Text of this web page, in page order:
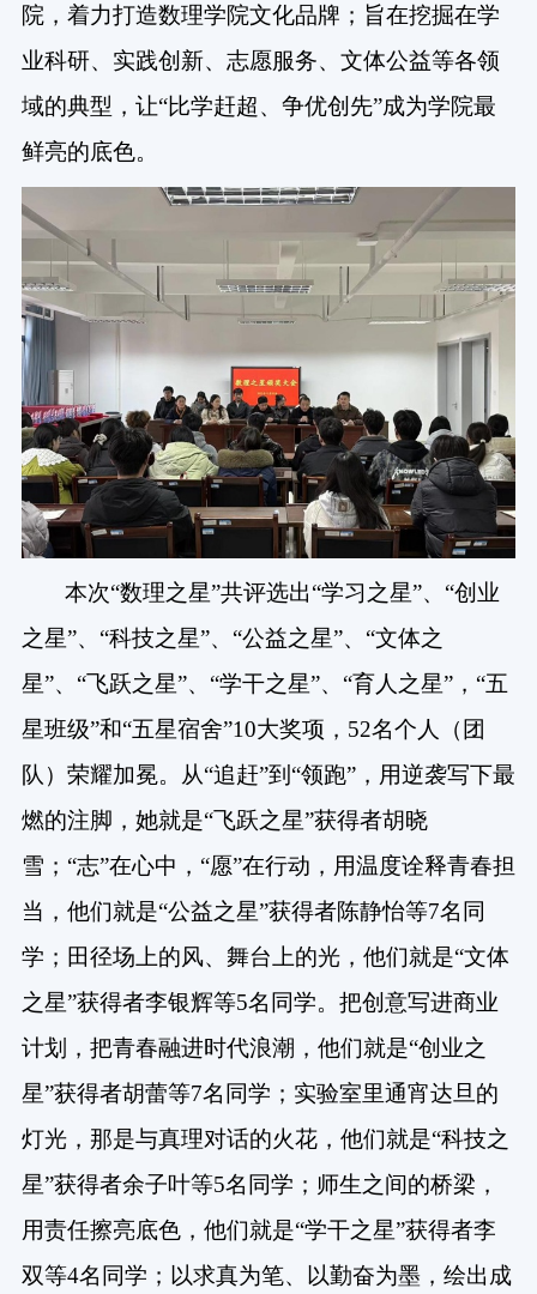
院，着力打造数理学院文化品牌；旨在挖掘在学
业科研、实践创新、志愿服务、文体公益等各领
域的典型，让“比学赶超、争优创先”成为学院最
鲜亮的底色。
本次“数理之星”共评选出“学习之星”、“创业
之星”、“科技之星”、“公益之星”、“文体之
星”、“飞跃之星”、“学干之星”、“育人之星”，“五
星班级”和“五星宿舍”10大奖项，52名个人（团
队）荣耀加冕。从“追赶”到“领跑”，用逆袭写下最
燃的注脚，她就是“飞跃之星”获得者胡晓
雪；“志”在心中，“愿”在行动，用温度诠释青春担
当，他们就是“公益之星”获得者陈静怡等7名同
学；田径场上的风、舞台上的光，他们就是“文体
之星”获得者李银辉等5名同学。把创意写进商业
计划，把青春融进时代浪潮，他们就是“创业之
星”获得者胡蕾等7名同学；实验室里通宵达旦的
灯光，那是与真理对话的火花，他们就是“科技之
星”获得者余子叶等5名同学；师生之间的桥梁，
用责任擦亮底色，他们就是“学干之星”获得者李
双等4名同学；以求真为笔、以勤奋为墨，绘出成